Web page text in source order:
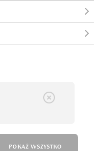
POKAŻ WSZYSTKO